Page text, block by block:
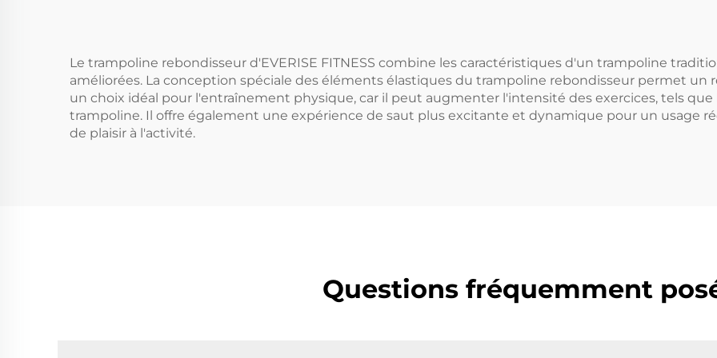
Le trampoline rebondisseur d'EVERISE FITNESS combine les caractéristiques d'un trampoline
améliorées. La conception spéciale des éléments élastiques du trampoline rebondisseur permet un
un choix idéal pour l'entraînement physique, car il peut augmenter l'intensité des exercices, tels que
trampoline. Il offre également une expérience de saut plus excitante et dynamique pour un usage
de plaisir à l'activité.
Questions fréquemment